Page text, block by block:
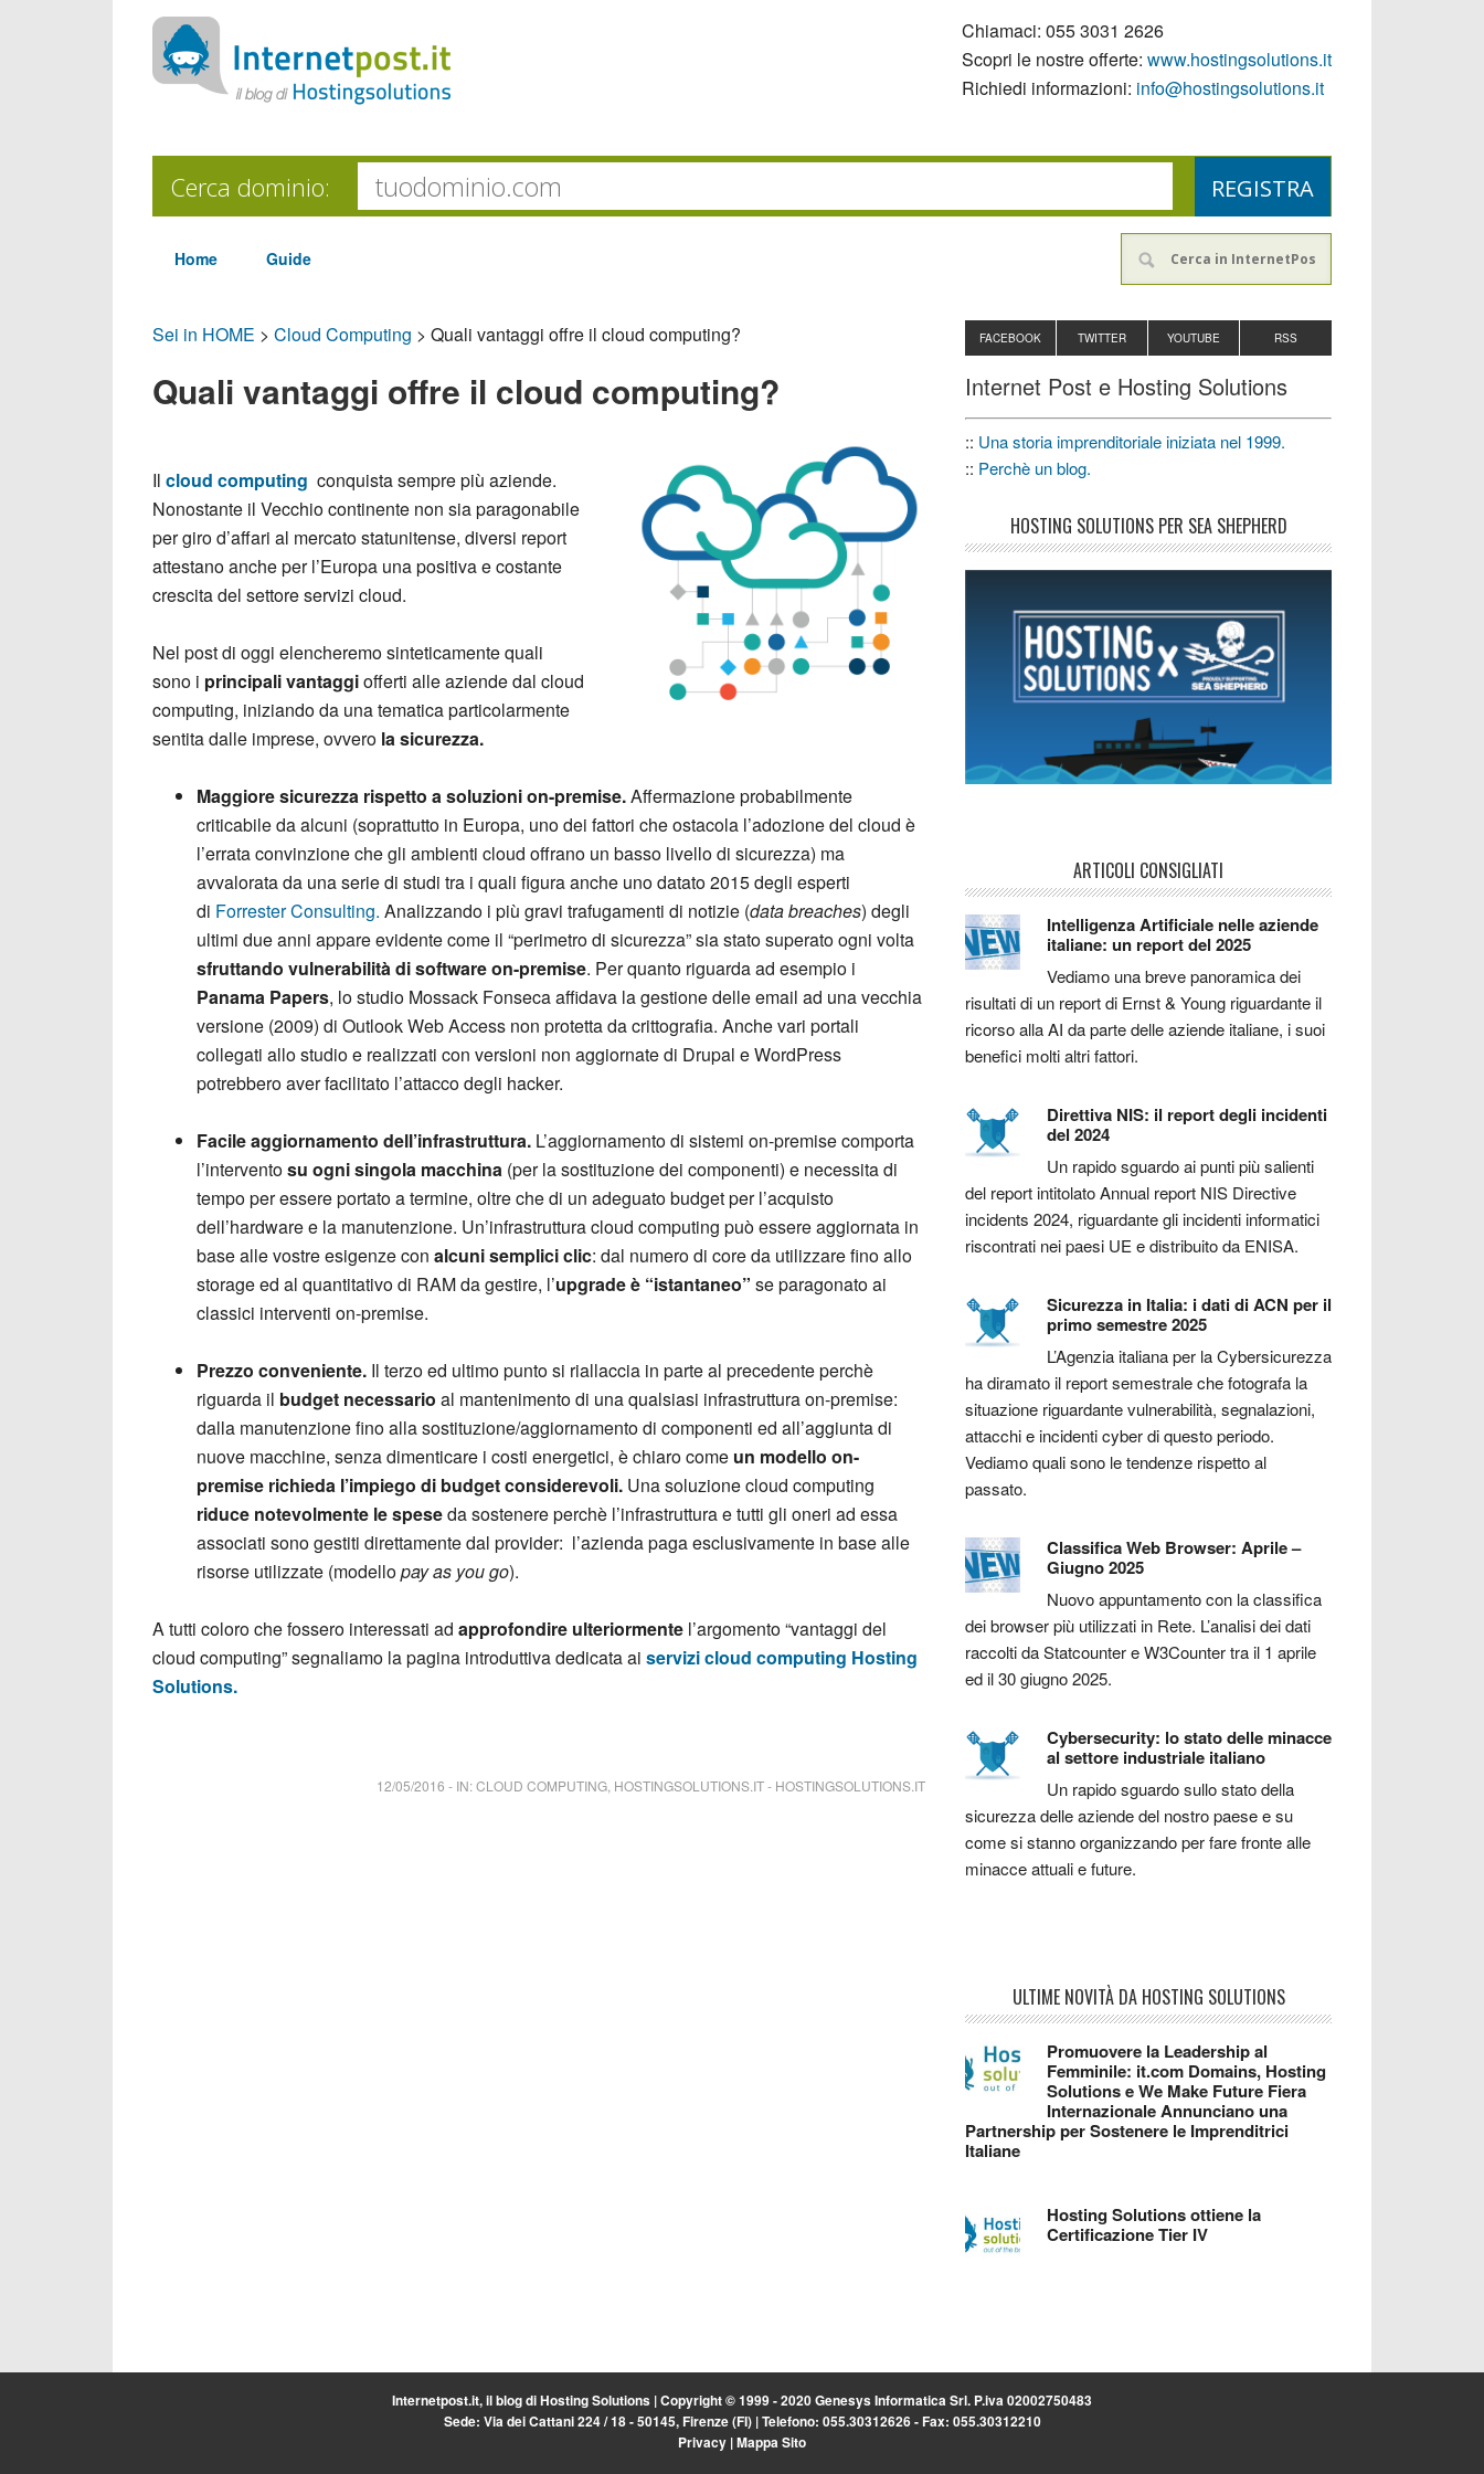
Chiamaci: 055 3031 2626
Scopri le nostre offerte: www.hostingsolutions.it
Richiedi informazioni: info@hostingsolutions.it
Cerca dominio:
Home Guide
Sei in HOME > Cloud Computing > Quali vantaggi offre il cloud computing?
Quali vantaggi offre il cloud computing?
Il cloud computing conquista sempre più aziende.
Nonostante il Vecchio continente non sia paragonabile
per giro d’affari al mercato statunitense, diversi report
attestano anche per l’Europa una positiva e costante
crescita del settore servizi cloud.
Nel post di oggi elencheremo sinteticamente quali
sono i principali vantaggiofferti alle aziende dal cloud
computing, iniziando da una tematica particolarmente
sentita dalle imprese, ovvero la sicurezza.
Maggiore sicurezza rispetto a soluzioni on-premise.Affermazione probabilmente
criticabile da alcuni (soprattutto in Europa, uno dei fattori che ostacola l’adozione del cloud è
l’errata convinzione che gli ambienti cloud offrano un basso livello di sicurezza) ma
avvalorata da una serie di studi tra i quali figura anche uno datato 2015 degli esperti
di Forrester Consulting. Analizzando i più gravi trafugamenti di notizie (data breaches) degli
ultimi due anni appare evidente come il “perimetro di sicurezza” sia stato superato ogni volta
sfruttando vulnerabilità di software on-premise. Per quanto riguarda ad esempio i
Panama Papers, lo studio Mossack Fonseca affidava la gestione delle email ad una vecchia
versione (2009) di Outlook Web Access non protetta da crittografia. Anche vari portali
collegati allo studio e realizzati con versioni non aggiornate di Drupal e WordPress
potrebbero aver facilitato l’attacco degli hacker.
Facile aggiornamento dell’infrastruttura. L’aggiornamento di sistemi on-premise comporta
l’interventosu ogni singola macchina (per la sostituzione dei componenti) e necessita di
tempo per essere portato a termine, oltre che di un adeguato budget per l’acquisto
dell’hardware e la manutenzione. Un’infrastruttura cloud computing può essere aggiornata in
base alle vostre esigenze con alcuni semplici clic: dal numero di core da utilizzare fino allo
storage ed al quantitativo di RAM da gestire, l’upgrade è “istantaneo” se paragonato ai
classici interventi on-premise.
Prezzo conveniente. Il terzo ed ultimo punto si riallaccia in parte al precedente perchè
riguarda il budget necessario al mantenimento di una qualsiasi infrastruttura on-premise:
dalla manutenzione fino alla sostituzione/aggiornamento di componenti ed all’aggiunta di
nuove macchine, senza dimenticare i costi energetici, è chiaro come un modello on-
premise richieda l’impiego di budget considerevoli. Una soluzione cloud computing
riduce notevolmente le speseda sostenere perchè l’infrastruttura e tutti gli oneri ad essa
associati sono gestiti direttamente dal provider: l’azienda paga esclusivamente in base alle
risorse utilizzate (modellopay as you go).
A tutti coloro che fossero interessati ad approfondire ulteriormente l’argomento “vantaggi del
cloud computing” segnaliamo la pagina introduttiva dedicata ai servizi cloud computing Hosting
Solutions.
12/05/2016 - IN:CLOUD COMPUTING HOSTINGSOLUTIONS.IT- HOSTINGSOLUTIONS.IT
FACEBOOK TWITTER YOUTUBE RSS
Internet Post e Hosting Solutions
:: Una storia imprenditoriale iniziata nel 1999.
:: Perchè un blog.
HOSTING SOLUTIONS PER SEA SHEPHERD
ARTICOLI CONSIGLIATI
Intelligenza Artificiale nelle aziende
italiane: un report del 2025
Vediamo una breve panoramica dei
risultati di un report di Ernst & Young riguardante il
ricorso alla AI da parte delle aziende italiane, i suoi
benefici molti altri fattori.
Direttiva NIS: il report degli incidenti
del 2024
Un rapido sguardo ai punti più salienti
del report intitolato Annual report NIS Directive
incidents 2024, riguardante gli incidenti informatici
riscontrati nei paesi UE e distribuito da ENISA.
Sicurezza in Italia: i dati di ACN per il
primo semestre 2025
L’Agenzia italiana per la Cybersicurezza
ha diramato il report semestrale che fotografa la
situazione riguardante vulnerabilità, segnalazioni,
attacchi e incidenti cyber di questo periodo.
Vediamo quali sono le tendenze rispetto al
passato.
Classifica Web Browser: Aprile –
Giugno 2025
Nuovo appuntamento con la classifica
dei browser più utilizzati in Rete. L’analisi dei dati
raccolti da Statcounter e W3Counter tra il 1 aprile
ed il 30 giugno 2025.
Cybersecurity: lo stato delle minacce
al settore industriale italiano
Un rapido sguardo sullo stato della
sicurezza delle aziende del nostro paese e su
come si stanno organizzando per fare fronte alle
minacce attuali e future.
ULTIME NOVITÀ DA HOSTING SOLUTIONS
Promuovere la Leadership al
Femminile: it.com Domains, Hosting
Solutions e We Make Future Fiera
Internazionale Annunciano una
Partnership per Sostenere le Imprenditrici
Italiane
Hosting Solutions ottiene la
Certificazione Tier IV
Internetpost.it, il blog diHosting Solutions | Copyright © 1999 - 2020 Genesys Informatica Srl. P.iva 02002750483
Sede: Via dei Cattani 224 / 18 - 50145, Firenze (FI) | Telefono: 055.30312626 - Fax: 055.30312210
Privacy |Mappa Sito